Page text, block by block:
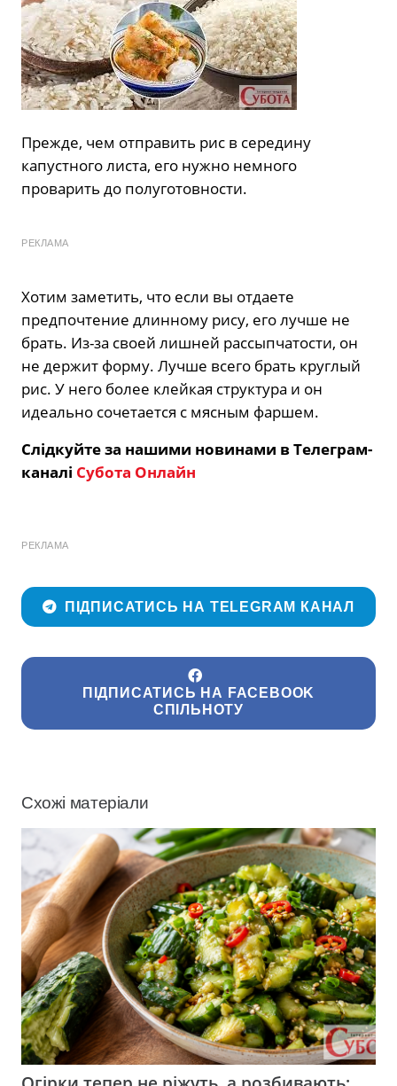
Прежде, чем отправить рис в середину
капустного листа, его нужно немного
проварить до полуготовности.
РЕКЛАМА
Хотим заметить, что если вы отдаете
предпочтение длинному рису, его лучше не
брать. Из-за своей лишней рассыпчатости, он
не держит форму. Лучше всего брать круглый
рис. У него более клейкая структура и он
идеально сочетается с мясным фаршем.
Слідкуйте за нашими новинами в Телеграм-
каналі Субота Онлайн
РЕКЛАМА
ПІДПИСАТИСЬ НА TELEGRAM КАНАЛ
ПІДПИСАТИСЬ НА FACEBOOK
СПІЛЬНОТУ
Схожі матеріали